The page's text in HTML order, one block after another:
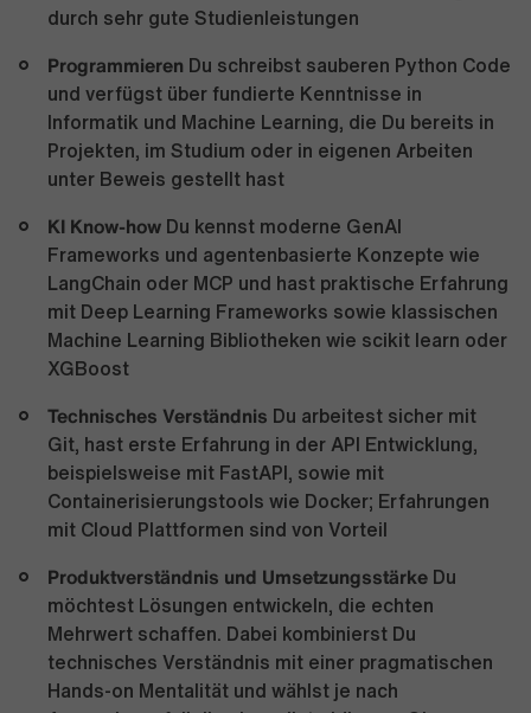
durch sehr gute Studienleistungen
Programmieren Du schreibst sauberen Python Code
und verfügst über fundierte Kenntnisse in
Informatik und Machine Learning, die Du bereits in
Projekten, im Studium oder in eigenen Arbeiten
unter Beweis gestellt hast
KI Know-how Du kennst moderne GenAI
Frameworks und agentenbasierte Konzepte wie
LangChain oder MCP und hast praktische Erfahrung
mit Deep Learning Frameworks sowie klassischen
Machine Learning Bibliotheken wie scikit learn oder
XGBoost
Technisches Verständnis Du arbeitest sicher mit
Git, hast erste Erfahrung in der API Entwicklung,
beispielsweise mit FastAPI, sowie mit
Containerisierungstools wie Docker; Erfahrungen
mit Cloud Plattformen sind von Vorteil
Produktverständnis und Umsetzungsstärke Du
möchtest Lösungen entwickeln, die echten
Mehrwert schaffen. Dabei kombinierst Du
technisches Verständnis mit einer pragmatischen
Hands-on Mentalität und wählst je nach